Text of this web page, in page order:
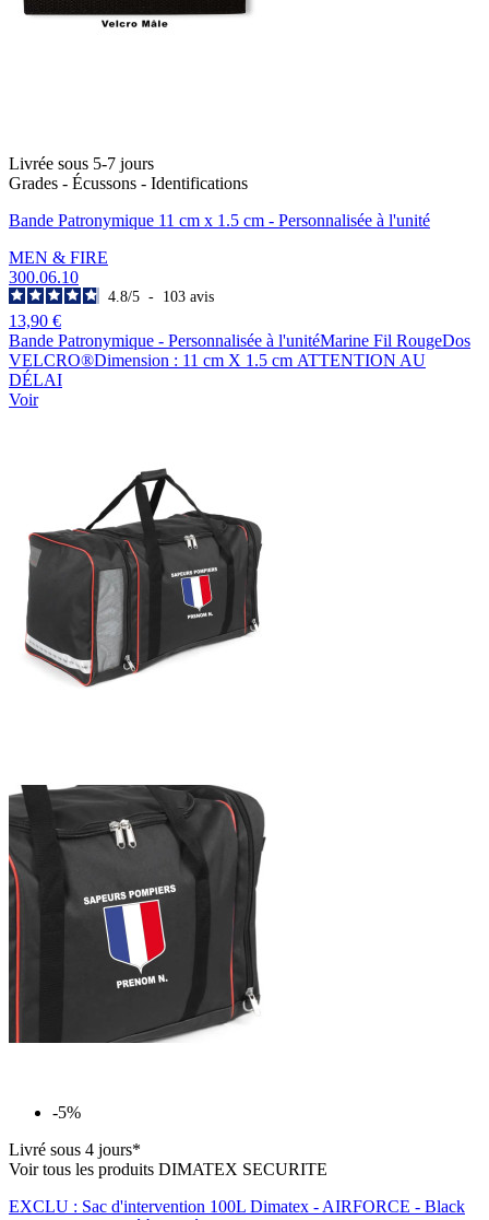
Livrée sous 5-7 jours
Grades - Écussons - Identifications
Bande Patronymique 11 cm x 1.5 cm - Personnalisée à l'unité
MEN & FIRE
300.06.10
4.8/5 - 103 avis
13,90 €
Bande Patronymique - Personnalisée à l'unitéMarine Fil RougeDos
VELCRO®Dimension : 11 cm X 1.5 cm ATTENTION AU
DÉLAI
Voir
-5%
Livré sous 4 jours*
Voir tous les produits DIMATEX SECURITE
EXCLU : Sac d'intervention 100L Dimatex - AIRFORCE - Black